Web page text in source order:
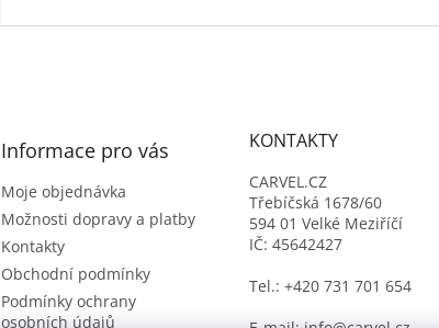
Informace pro vás
Moje objednávka
Možnosti dopravy a platby
Kontakty
Obchodní podmínky
Podmínky ochrany
osobních údajů
KONTAKTY
CARVEL.CZ
Třebíčská 1678/60
594 01 Velké Meziříčí
IČ: 45642427
Tel.: +420 731 701 654